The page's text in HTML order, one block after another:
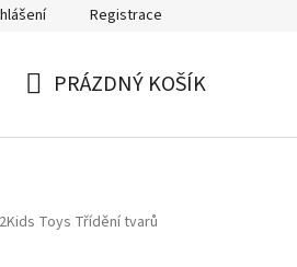
Registrace
PRÁZDNÝ KOŠÍK
2Kids Toys Třídění tvarů